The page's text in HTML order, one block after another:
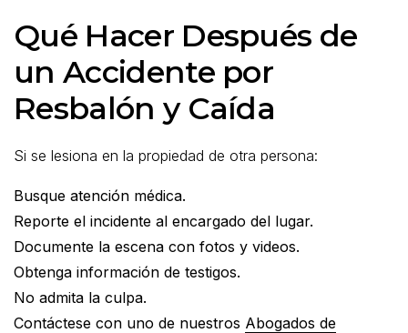
Qué Hacer Después de
un Accidente por
Resbalón y Caída
Si se lesiona en la propiedad de otra persona:
Busque atención médica.
Reporte el incidente al encargado del lugar.
Documente la escena con fotos y videos.
Obtenga información de testigos.
No admita la culpa.
Contáctese con uno de nuestros Abogados de